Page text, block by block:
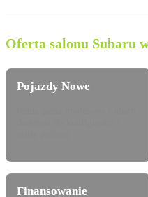
Oferta salonu Subaru
Pojazdy Nowe
Finansowanie